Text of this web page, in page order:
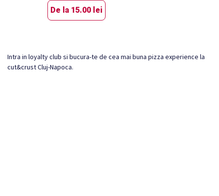
De la 15.00 lei
Intra in loyalty club si bucura-te de cea mai buna pizza experience la
cut&crust Cluj-Napoca.